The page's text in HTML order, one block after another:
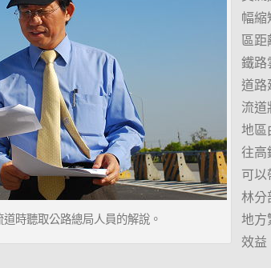
時聽取公路總局人員的解說。
幅縮
區
鐵路
道路
流道
地區
往高
可以
林分
地方
效益